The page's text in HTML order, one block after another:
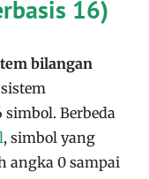
16)
bilangan
Berbeda
, simbol yang
angka 0 sampai